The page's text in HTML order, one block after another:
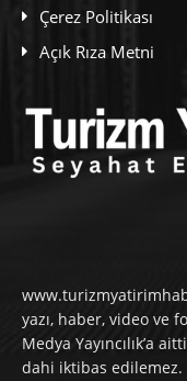
Çerez Politikası
Açık Rıza Metni
yazı, haber, video ve
Medya Yayıncılık’a
dahi iktibas edilemez.